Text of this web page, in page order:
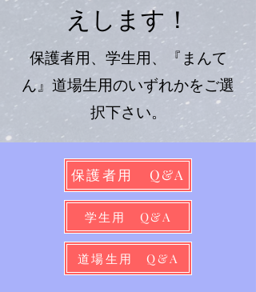
えします！
保護者用、学生用、『まんて
ん』道場生用のいずれかをご選
択下さい。
保護者用 Q&A
学生用 Q&A
道場生用 Q&A